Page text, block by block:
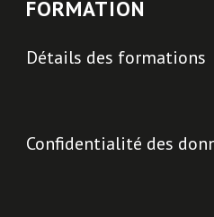
FORMATION
Détails des formations
Confidentialité des